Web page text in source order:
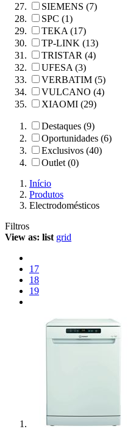
SIEMENS (7)
SPC (1)
TEKA (17)
TP-LINK (13)
TRISTAR (4)
UFESA (3)
VERBATIM (5)
VULCANO (4)
XIAOMI (29)
Destaques (9)
Oportunidades (6)
Exclusivos (40)
Outlet (0)
Início
Produtos
Electrodomésticos
Filtros
View as: list grid
17
18
19